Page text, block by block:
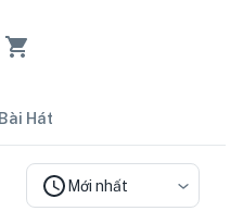
Hát
Mới nhất